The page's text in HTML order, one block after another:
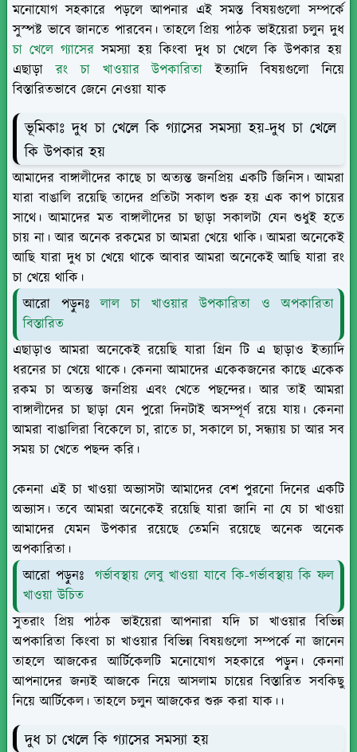
মনোযোগ সহকারে পড়লে আপনার এই সমস্ত বিষয়গুলো সম্পর্কে
সুস্পষ্ট ভাবে জানতে পারবেন। তাহলে প্রিয় পাঠক ভাইয়েরা চলুন দুধ
চা খেলে গ্যাসের সমস্যা হয় কিংবা দুধ চা খেলে কি উপকার হয়
এছাড়া রং চা খাওয়ার উপকারিতা ইত্যাদি বিষয়গুলো নিয়ে
বিস্তারিতভাবে জেনে নেওয়া যাক
ভূমিকাঃ দুধ চা খেলে কি গ্যাসের সমস্যা হয়-দুধ চা খেলে
কি উপকার হয়
আমাদের বাঙ্গালীদের কাছে চা অত্যন্ত জনপ্রিয় একটি জিনিস। আমরা
যারা বাঙালি রয়েছি তাদের প্রতিটা সকাল শুরু হয় এক কাপ চায়ের
সাথে। আমাদের মত বাঙ্গালীদের চা ছাড়া সকালটা যেন শুধুই হতে
চায় না। আর অনেক রকমের চা আমরা খেয়ে থাকি। আমরা অনেকেই
আছি যারা দুধ চা খেয়ে থাকে আবার আমরা অনেকেই আছি যারা রং
চা খেয়ে থাকি।
আরো পড়ুনঃলাল চা খাওয়ার উপকারিতা ও অপকারিতা
বিস্তারিত
এছাড়াও আমরা অনেকেই রয়েছি যারা গ্রিন টি এ ছাড়াও ইত্যাদি
ধরনের চা খেয়ে থাকে। কেননা আমাদের একেকজনের কাছে একেক
রকম চা অত্যন্ত জনপ্রিয় এবং খেতে পছন্দের। আর তাই আমরা
বাঙ্গালীদের চা ছাড়া যেন পুরো দিনটাই অসম্পূর্ণ রয়ে যায়। কেননা
আমরা বাঙালিরা বিকেলে চা, রাতে চা, সকালে চা, সন্ধ্যায় চা আর সব
সময় চা খেতে পছন্দ করি।
কেননা এই চা খাওয়া অভ্যাসটা আমাদের বেশ পুরনো দিনের একটি
অভ্যাস। তবে আমরা অনেকেই রয়েছি যারা জানি না যে চা খাওয়া
আমাদের যেমন উপকার রয়েছে তেমনি রয়েছে অনেক অনেক
অপকারিতা।
আরো পড়ুনঃ গর্ভাবস্থায় লেবু খাওয়া যাবে কি-গর্ভাবস্থায় কি ফল
খাওয়া উচিত
সুতরাং প্রিয় পাঠক ভাইয়েরা আপনারা যদি চা খাওয়ার বিভিন্ন
অপকারিতা কিংবা চা খাওয়ার বিভিন্ন বিষয়গুলো সম্পর্কে না জানেন
তাহলে আজকের আর্টিকেলটি মনোযোগ সহকারে পড়ুন। কেননা
আপনাদের জন্যই আজকে নিয়ে আসলাম চায়ের বিস্তারিত সবকিছু
নিয়ে আর্টিকেল। তাহলে চলুন আজকের শুরু করা যাক।।
দুধ চা খেলে কি গ্যাসের সমস্যা হয়